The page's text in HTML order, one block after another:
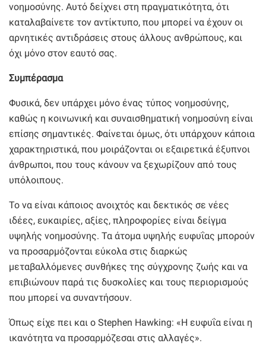
νοημοσύνης. Αυτό δείχνει στη πραγματικότητα, ότι
καταλαβαίνετε τον αντίκτυπο, που μπορεί να έχουν οι
αρνητικές αντιδράσεις στους άλλους ανθρώπους, και
όχι μόνο στον εαυτό σας.
Συμπέρασμα
Φυσικά, δεν υπάρχει μόνο ένας τύπος νοημοσύνης,
καθώς η κοινωνική και συναισθηματική νοημοσύνη είναι
επίσης σημαντικές. Φαίνεται όμως, ότι υπάρχουν κάποια
χαρακτηριστικά, που μοιράζονται οι εξαιρετικά έξυπνοι
άνθρωποι, που τους κάνουν να ξεχωρίζουν από τους
υπόλοιπους.
Το να είναι κάποιος ανοιχτός και δεκτικός σε νέες
ιδέες, ευκαιρίες, αξίες, πληροφορίες είναι δείγμα
υψηλής νοημοσύνης. Τα άτομα υψηλής ευφυΐας μπορούν
να προσαρμόζονται εύκολα στις διαρκώς
μεταβαλλόμενες συνθήκες της σύγχρονης ζωής και να
επιβιώνουν παρά τις δυσκολίες και τους περιορισμούς
που μπορεί να συναντήσουν.
Όπως είχε πει και ο Stephen Hawking: «Η ευφυΐα είναι η
ικανότητα να προσαρμόζεσαι στις αλλαγές».